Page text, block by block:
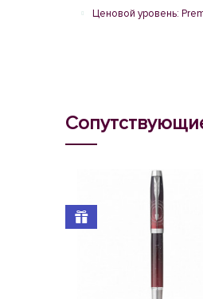
Ценовой уровень: